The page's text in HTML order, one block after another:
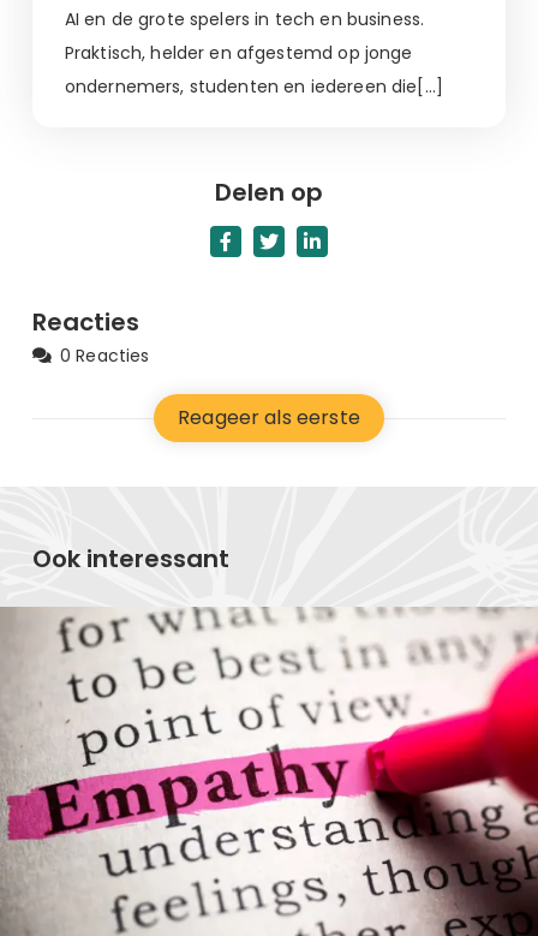
AI en de grote spelers in tech en business.
Praktisch, helder en afgestemd op jonge
ondernemers, studenten en iedereen die[…]
Delen op
Reacties
0 Reacties
Reageer als eerste
Ook interessant